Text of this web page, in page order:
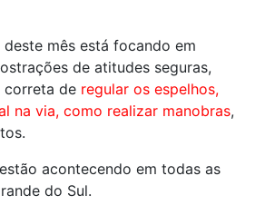
mês está focando em
de atitudes seguras,
correta de regular os espelhos,
na via, como realizar manobras,
acontecendo em todas as
do Sul.